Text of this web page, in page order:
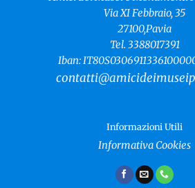
Via XI Febbraio, 35
27100,Pavia
Tel. 3388017391
Iban:
Informazioni Utili
Informativa Cookies